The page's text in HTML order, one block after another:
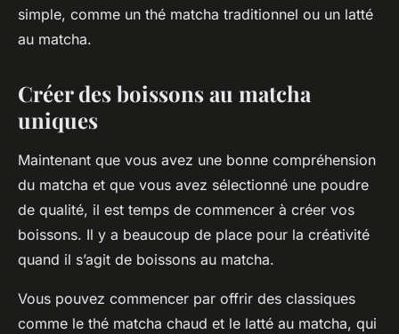
simple, comme un thé matcha traditionnel ou un latté
au matcha.
Créer des boissons au matcha
uniques
Maintenant que vous avez une bonne compréhension
du matcha et que vous avez sélectionné une poudre
de qualité, il est temps de commencer à créer vos
boissons. Il y a beaucoup de place pour la créativité
quand il s’agit de boissons au matcha.
Vous pouvez commencer par offrir des classiques
comme le thé matcha chaud et le latté au matcha, qui